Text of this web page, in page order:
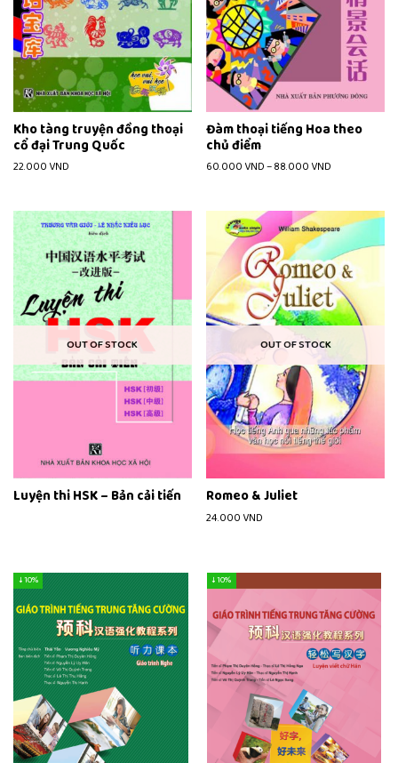
Kho tàng truyện đồng thoại
cổ đại Trung Quốc
22.000 VND
Đàm thoại tiếng Hoa theo
chủ điểm
60.000 VND–88.000 VND
OUT OF STOCK
Luyện thi HSK – Bản cải tiến
OUT OF STOCK
Romeo & Juliet
24.000 VND
↓ 10% ↓ 10%